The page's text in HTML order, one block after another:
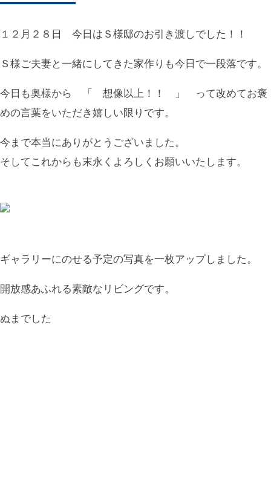
１２月２８日 今日はＳ様邸のお引き渡しでした！！
Ｓ様ご夫妻と一緒にしてきた家作りも今日で一段落です。
今日も奥様から 「 想像以上！！ 」 って改めてお褒
めの言葉をいただき嬉しい限りです。
今まで本当にありがとうございました。
そしてこれからも末永くよろしくお願いいたします。
ギャラリーにのせる予定の写真を一枚アップしました。
開放感あふれる素敵なリビングです。
ぬまでした